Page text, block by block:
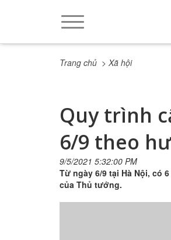
Trang chủ > Xã hội
Quy trình
6/9 theo
9/5/2021 5:32:00 PM
Từ ngày 6/9 tại Hà Nội, có
của Thủ tướng.